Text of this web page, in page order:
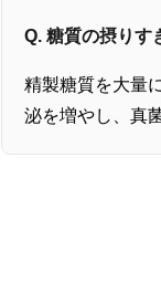
Q. 糖質の摂りす
精製糖質を大量
泌を増やし、真